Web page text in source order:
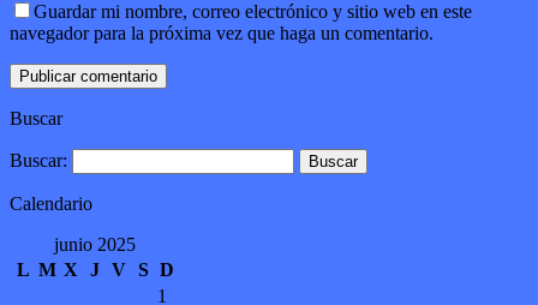
Guardar mi nombre, correo electrónico y sitio web en este
navegador para la próxima vez que haga un comentario.
Buscar
Buscar:
Calendario
junio 2025
L M X J V S D
1